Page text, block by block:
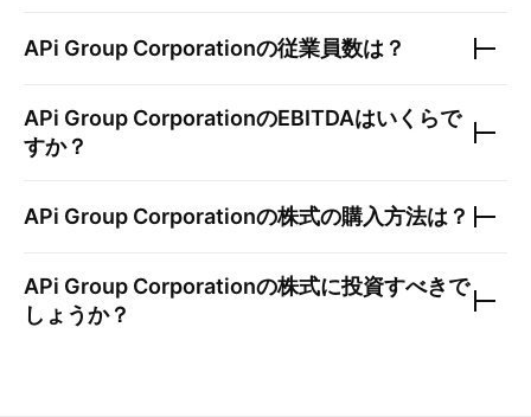
APi Group Corporationの従業員数は？
APi Group CorporationのEBITDAはいくらで
すか？
APi Group Corporationの株式の購入方法は？
APi Group Corporationの株式に投資すべきで
しょうか？